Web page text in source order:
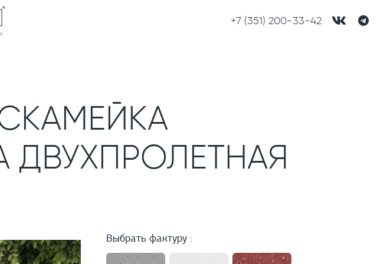
+7 (351) 200-33-42
Выбрать фактуру :